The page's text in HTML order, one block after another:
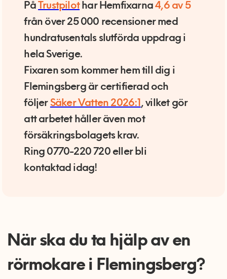
På Trustpilothar Hemfixarna4,6 av 5
från över 25 000 recensioner med
hundratusentals slutförda uppdrag i
hela Sverige.
Fixaren som kommer hem till dig i
Flemingsberg är certifierad och
följer Säker Vatten 2026:1, vilket gör
att arbetet håller även mot
försäkringsbolagets krav.
Ring 0770-220 720 eller bli
kontaktad idag!
När ska du ta hjälp av en
rörmokare i Flemingsberg?